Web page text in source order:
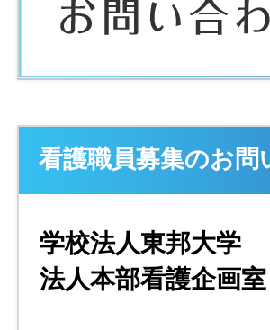
看護職員募集のお問
学校法人東邦大学
法人本部看護企画室